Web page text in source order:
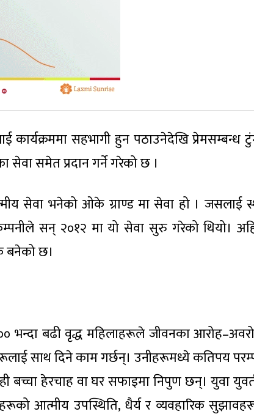
कार्यक्रममा सहभागी हुन पठाउनेदेखि प्रेमसम्बन्ध
सेवा समेत प्रदान गर्ने गरेको छ ।
सेवा भनेको ओके ग्राण्ड मा सेवा हो । जसलाई
सन् २०१२ मा यो सेवा सुरु गरेको थियो।
बनेको छ।
भन्दा बढी वृद्ध महिलाहरूले जीवनका
साथ दिने काम गर्छन्। उनीहरूमध्ये कतिपय
हेरचाह वा घर सफाइमा निपुण छन्। युवा
आत्मीय उपस्थिति, धैर्य र व्यवहारिक